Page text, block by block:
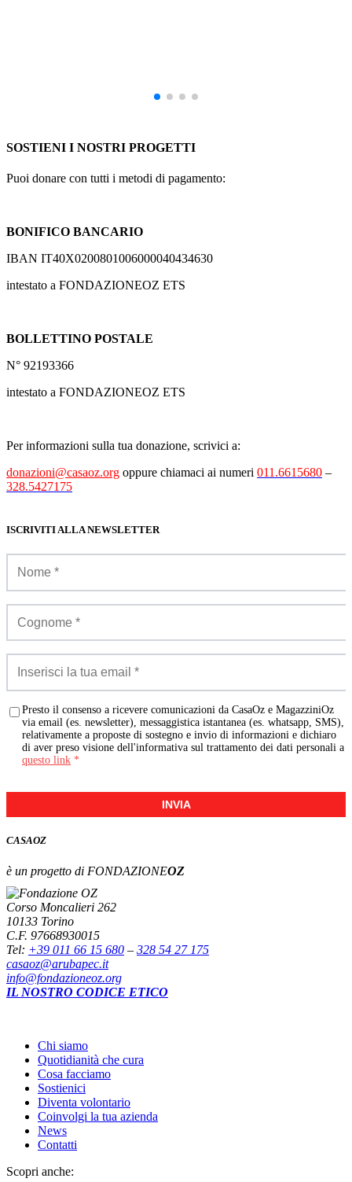
SOSTIENI I NOSTRI PROGETTI
Puoi donare con tutti i metodi di pagamento:
BONIFICO BANCARIO
IBAN IT40X0200801006000040434630
intestato a FONDAZIONEOZ ETS
BOLLETTINO POSTALE
N° 92193366
intestato a FONDAZIONEOZ ETS
Per informazioni sulla tua donazione, scrivici a:
donazioni@casaoz.org oppure chiamaci ai numeri 011.6615680 –
328.5427175
ISCRIVITI ALLA NEWSLETTER
Presto il consenso a ricevere comunicazioni da CasaOz e MagazziniOz
via email (es. newsletter), messaggistica istantanea (es. whatsapp, SMS),
relativamente a proposte di sostegno e invio di informazioni e dichiaro
di aver preso visione dell'informativa sul trattamento dei dati personali a
questo link *
INVIA
CASAOZ
è un progetto di FONDAZIONEOZ
Corso Moncalieri 262
10133 Torino
C.F. 97668930015
Tel: +39 011 66 15 680 – 328 54 27 175
casaoz@arubapec.it
info@fondazioneoz.org
IL NOSTRO CODICE ETICO
Chi siamo
Quotidianità che cura
Cosa facciamo
Sostienici
Diventa volontario
Coinvolgi la tua azienda
News
Contatti
Scopri anche: